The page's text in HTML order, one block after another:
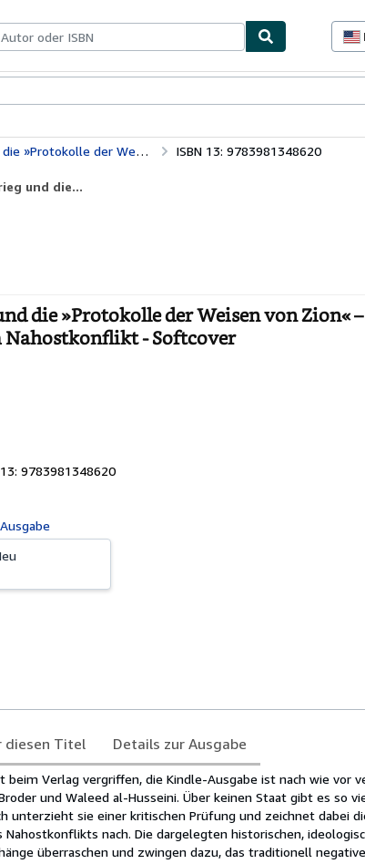
des traditionellen Bildes vom Nahostkonflikt ISBN 13: 9783981348620
und die...
die »Protokolle der Weisen von Zion«
Nahostkonflikt - Softcover
9783981348620
diesen Titel Details zur Ausgabe
beim Verlag vergriffen, die Kindle-Ausgabe ist nach wie vor
und Waleed al-Husseini. Über keinen Staat gibt es so
unterzieht sie einer kritischen Prüfung und zeichnet dabei
nach. Die dargelegten historischen,
überraschen und zwingen dazu, das traditionell